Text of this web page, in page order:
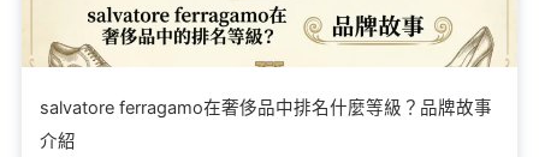
salvatore ferragamo在奢侈品中排名什麼等級？品牌故事
介紹